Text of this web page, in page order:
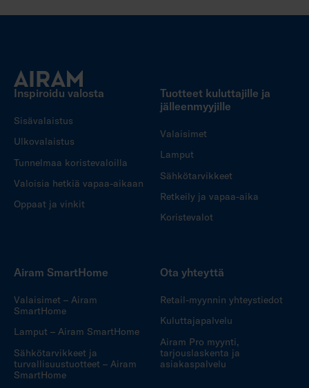
Inspiroidu valosta
Sisävalaistus
Ulkovalaistus
Tunnelmaa koristevaloilla
Valoisia hetkiä vapaa-aikaan
Oppaat ja vinkit
Tuotteet kuluttajille ja
jälleenmyyjille
Valaisimet
Lamput
Sähkötarvikkeet
Retkeily ja vapaa-aika
Koristevalot
Airam SmartHome
Valaisimet – Airam
SmartHome
Lamput – Airam SmartHome
Sähkötarvikkeet ja
turvallisuustuotteet – Airam
SmartHome
Ota yhteyttä
Retail-myynnin yhteystiedot
Kuluttajapalvelu
Airam Pro myynti,
tarjouslaskenta ja
asiakaspalvelu